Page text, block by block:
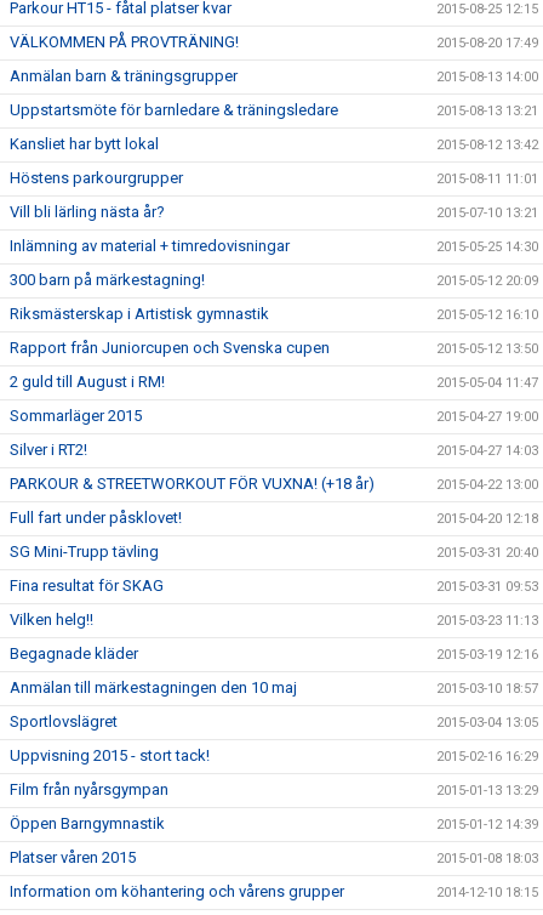
Parkour HT15 - fåtal platser kvar 2015-08-25 12:15
VÄLKOMMEN PÅ PROVTRÄNING! 2015-08-20 17:49
Anmälan barn & träningsgrupper 2015-08-13 14:00
Uppstartsmöte för barnledare & träningsledare 2015-08-13 13:21
Kansliet har bytt lokal 2015-08-12 13:42
Höstens parkourgrupper 2015-08-11 11:01
Vill bli lärling nästa år? 2015-07-10 13:21
Inlämning av material + timredovisningar 2015-05-25 14:30
300 barn på märkestagning! 2015-05-12 20:09
Riksmästerskap i Artistisk gymnastik 2015-05-12 16:10
Rapport från Juniorcupen och Svenska cupen 2015-05-12 13:50
2 guld till August i RM! 2015-05-04 11:47
Sommarläger 2015 2015-04-27 19:00
Silver i RT2! 2015-04-27 14:03
PARKOUR & STREETWORKOUT FÖR VUXNA! (+18 år) 2015-04-22 13:00
Full fart under påsklovet! 2015-04-20 12:18
SG Mini-Trupp tävling 2015-03-31 20:40
Fina resultat för SKAG 2015-03-31 09:53
Vilken helg!! 2015-03-23 11:13
Begagnade kläder 2015-03-19 12:16
Anmälan till märkestagningen den 10 maj 2015-03-10 18:57
Sportlovslägret 2015-03-04 13:05
Uppvisning 2015 - stort tack! 2015-02-16 16:29
Film från nyårsgympan 2015-01-13 13:29
Öppen Barngymnastik 2015-01-12 14:39
Platser våren 2015 2015-01-08 18:03
Information om köhantering och vårens grupper 2014-12-10 18:15